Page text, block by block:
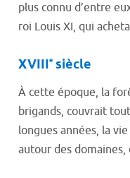
plus connu d’entre
roi Louis XI, qui
XVIIIe siècle
À cette époque, la
brigands, couvrait
longues années, la
autour des domaines,